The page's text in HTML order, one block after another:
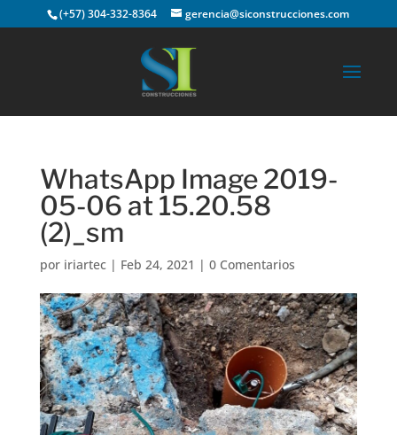
(+57) 304-332-8364 gerencia@siconstrucciones.com
WhatsApp Image 2019-
05-06 at 15.20.58
(2)_sm
por iriartec| Feb 24, 2021 | 0 Comentarios